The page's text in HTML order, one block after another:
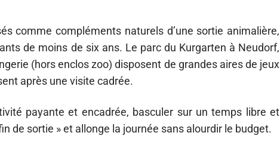
comme compléments naturels d’une sortie animalière,
de moins de six ans. Le parc du Kurgarten à Neudorf,
(hors enclos zoo) disposent de grandes aires de jeux
après une visite cadrée.
payante et encadrée, basculer sur un temps libre et
de sortie » et allonge la journée sans alourdir le budget.